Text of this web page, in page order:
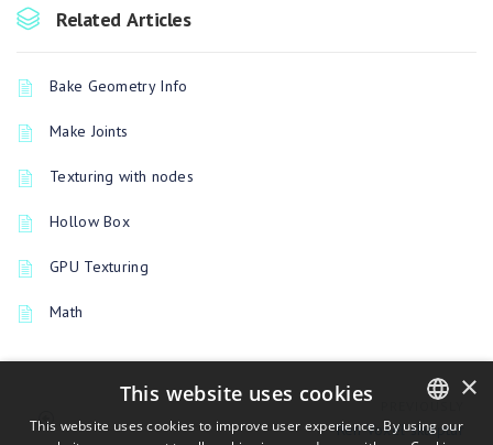
Related Articles
Bake Geometry Info
Make Joints
Texturing with nodes
Hollow Box
GPU Texturing
Math
Ren Voxel skulptur
×
This website uses cookies
This website uses cookies to improve user experience. By using our